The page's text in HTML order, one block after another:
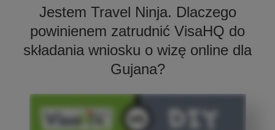
Jestem Travel Ninja. Dlaczego
powinienem zatrudnić VisaHQ do
składania wniosku o wizę online dla
Gujana?